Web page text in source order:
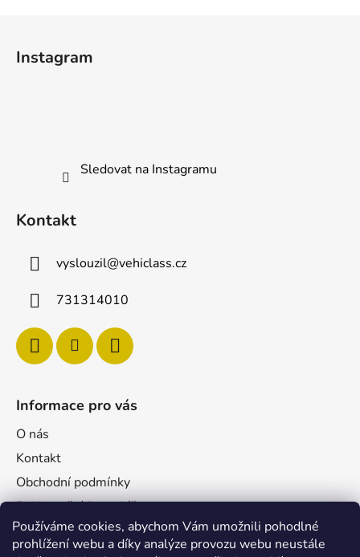
Používáme cookies, abychom Vám umožnili pohodlné
prohlížení webu a díky analýze provozu webu neustále
Instagram
Sledovat na Instagramu
Kontakt
vyslouzil@vehiclass.cz
731314010
Informace pro vás
O nás
Kontakt
Obchodní podmínky
Reklamační formulář
Podmínky ochrany osobních údajů